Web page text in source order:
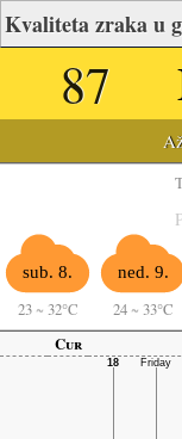
87
sub. 8.
23 ~ 32°C
ned. 9.
24 ~ 33°C
Cur